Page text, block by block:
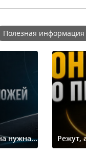
Полезная информация
нужна... Режут,